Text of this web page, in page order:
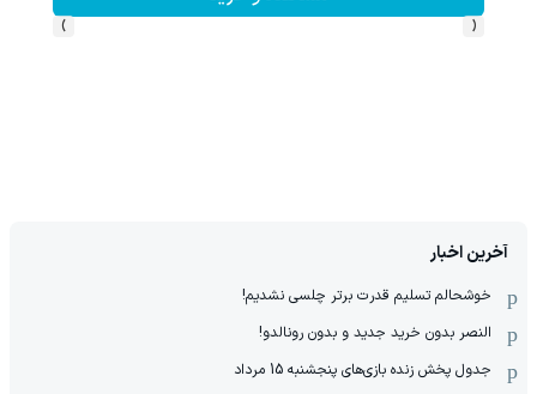
‹
›
آخرین اخبار
خوشحالم تسلیم قدرت برتر چلسی نشدیم!
النصر بدون خرید جدید و بدون رونالدو!
جدول پخش زنده بازی‌های پنجشنبه 15 مرداد